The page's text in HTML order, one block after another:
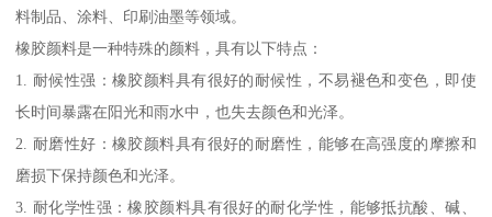
料制品、涂料、印刷油墨等领域。
橡胶颜料是一种特殊的颜料，具有以下特点：
1. 耐候性强：橡胶颜料具有很好的耐候性，不易褪色和变色，即使
长时间暴露在阳光和雨水中，也失去颜色和光泽。
2. 耐磨性好：橡胶颜料具有很好的耐磨性，能够在高强度的摩擦和
磨损下保持颜色和光泽。
3. 耐化学性强：橡胶颜料具有很好的耐化学性，能够抵抗酸、碱、